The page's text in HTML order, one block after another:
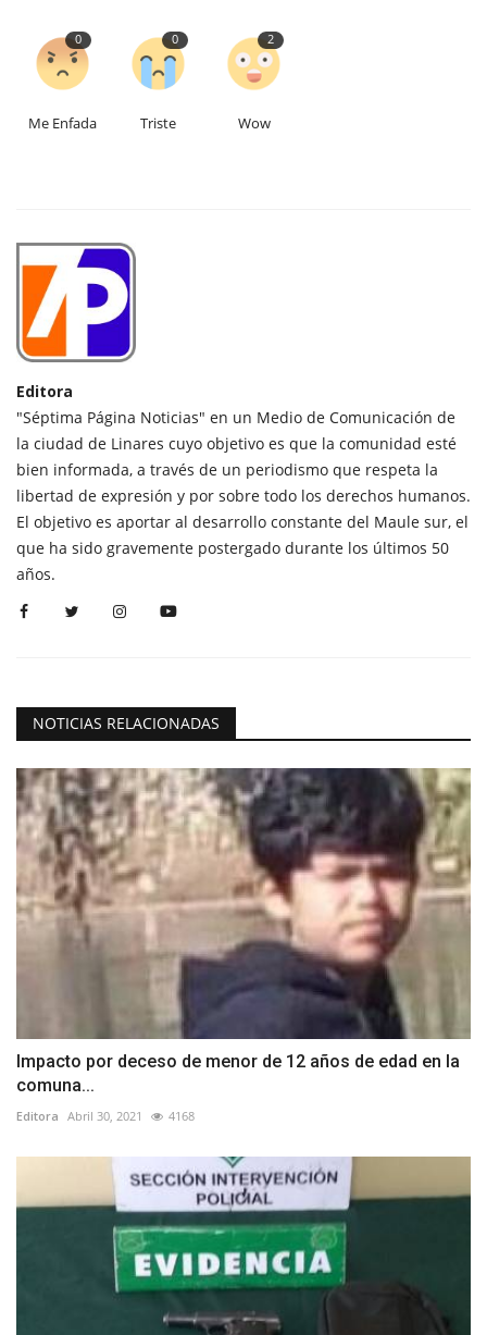
0
Me Enfada
0
Triste
2
Wow
Editora
"Séptima Página Noticias" en un Medio de Comunicación de
la ciudad de Linares cuyo objetivo es que la comunidad esté
bien informada, a través de un periodismo que respeta la
libertad de expresión y por sobre todo los derechos humanos.
El objetivo es aportar al desarrollo constante del Maule sur, el
que ha sido gravemente postergado durante los últimos 50
años.
NOTICIAS RELACIONADAS
Impacto por deceso de menor de 12 años de edad en la
comuna...
Editora Abril 30, 2021 4168